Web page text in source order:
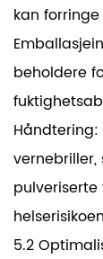
kan
beholdere
5.2